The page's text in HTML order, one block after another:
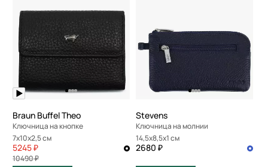
Braun Buffel Theo
Ключница на кнопке
7x10x2,5 см
5245 ₽
10490 ₽
Stevens
Ключница на молнии
14,5x8,5x1 см
2680 ₽